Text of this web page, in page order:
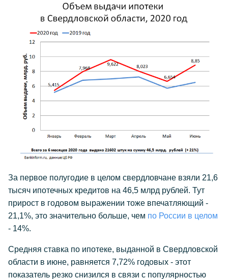
За первое полугодие в целом свердловчане взяли 21,6
тысяч ипотечных кредитов на 46,5 млрд рублей. Тут
прирост в годовом выражении тоже впечатляющий -
21,1%, это значительно больше, чем по России в целом
- 14%.
Средняя ставка по ипотеке, выданной в Свердловской
области в июне, равняется 7,72% годовых - этот
показатель резко снизился в связи с популярностью